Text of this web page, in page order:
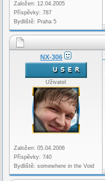
Založen: 12.04.2005
Příspěvky: 787
Bydliště: Praha 5
NX-306
Uživatel
Založen: 05.04.2006
Příspěvky: 740
Bydliště: somewhere in the Void